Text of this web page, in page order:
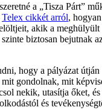
a „Tisza Párt”
Telex cikkét arról,
akik a
biztosan bejutnak
hogy a pályázat
gondolnak, mit
nekik, utasítja őket,
és